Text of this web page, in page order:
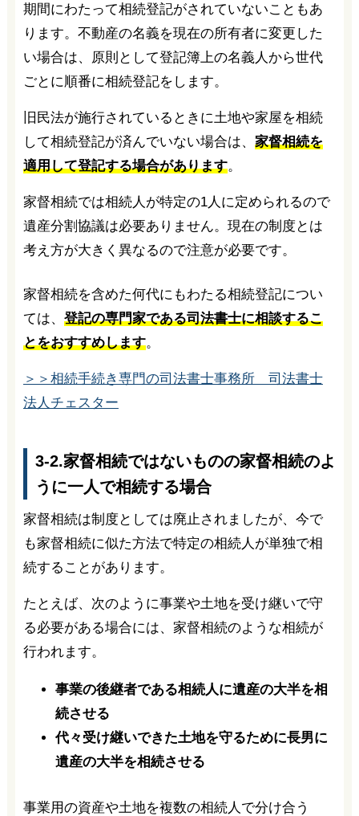
期間にわたって相続登記がされていないこともあ
ります。不動産の名義を現在の所有者に変更した
い場合は、原則として登記簿上の名義人から世代
ごとに順番に相続登記をします。
旧民法が施行されているときに土地や家屋を相続
して相続登記が済んでいない場合は、 家督相続を
適用して登記する場合があります。
家督相続では相続人が特定の1人に定められるので
遺産分割協議は必要ありません。現在の制度とは
考え方が大きく異なるので注意が必要です。
家督相続を含めた何代にもわたる相続登記につい
ては、 登記の専門家である司法書士に相談するこ
とをおすすめします。
＞＞相続手続き専門の司法書士事務所 司法書士
法人チェスター
3-2.家督相続ではないものの家督相続のよ
うに一人で相続する場合
家督相続は制度としては廃止されましたが、今で
も家督相続に似た方法で特定の相続人が単独で相
続することがあります。
たとえば、次のように事業や土地を受け継いで守
る必要がある場合には、家督相続のような相続が
行われます。
事業の後継者である相続人に遺産の大半を相
続させる
代々受け継いできた土地を守るために長男に
遺産の大半を相続させる
事業用の資産や土地を複数の相続人で分け合う